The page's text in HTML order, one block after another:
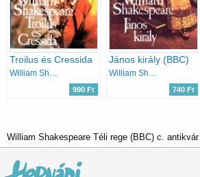
Troilus és Cressida
William Shakespeare
990 Ft
János király (BBC)
William Shakespeare
740 Ft
William Shakespeare Téli rege (BBC) c.